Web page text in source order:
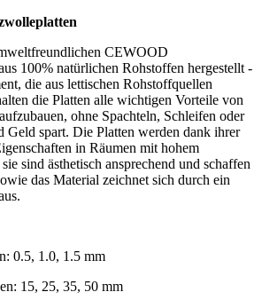
CEWOOD
100% natürlichen Rohstoffen hergestellt -
die aus lettischen Rohstoffquellen
die Platten alle wichtigen Vorteile von
ohne Spachteln, Schleifen oder
Geld spart. Die Platten werden dank ihrer
in Räumen mit hohem
sind ästhetisch ansprechend und schaffen
das Material zeichnet sich durch ein
0.5, 1.0, 1.5 mm
15, 25, 35, 50 mm